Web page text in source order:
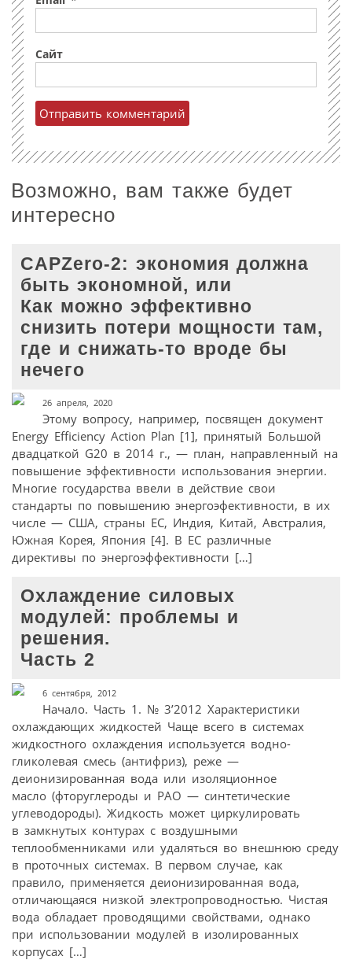
Сайт
Возможно, вам также будет
интересно
CAPZero-2: экономия должна
быть экономной, или
Как можно эффективно
снизить потери мощности там,
где и снижать-то вроде бы
нечего
26 апреля, 2020
Этому вопросу, например, посвящен документ
Energy Efficiency Action Plan [1], принятый Большой
двадцаткой G20 в 2014 г., — план, направленный на
повышение эффективности использования энергии.
Многие государства ввели в действие свои
стандарты по повышению энергоэфективности, в их
числе — США, страны ЕС, Индия, Китай, Австралия,
Южная Корея, Япония [4]. В ЕС различные
директивы по энергоэффективности […]
Охлаждение силовых
модулей: проблемы и
решения.
Часть 2
6 сентября, 2012
Начало. Часть 1. № 3’2012 Характеристики
охлаждающих жидкостей Чаще всего в системах
жидкостного охлаждения используется водно-
гликолевая смесь (антифриз), реже —
деионизированная вода или изоляционное
масло (фторуглероды и РАО — синтетические
углеводороды). Жидкость может циркулировать
в замкнутых контурах с воздушными
теплообменниками или удаляться во внешнюю среду
в проточных системах. В первом случае, как
правило, применяется деионизированная вода,
отличающаяся низкой электропроводностью. Чистая
вода обладает проводящими свойствами, однако
при использовании модулей в изолированных
корпусах […]